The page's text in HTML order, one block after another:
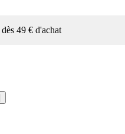
dès 49 € d'achat